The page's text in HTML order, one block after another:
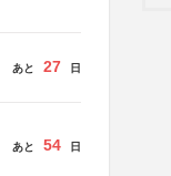
あと 27 日
あと 54 日